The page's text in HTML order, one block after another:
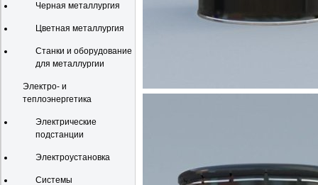
Черная металлургия
Цветная металлургия
Станки и оборудование
для металлургии
Электро- и
теплоэнергетика
Электрические
подстанции
Электроустановка
Системы